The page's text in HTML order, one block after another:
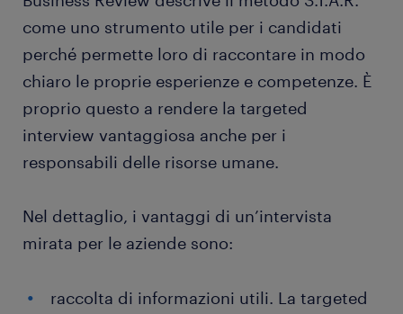
come uno strumento utile per i candidati
perché permette loro di raccontare in modo
chiaro le proprie esperienze e competenze. È
proprio questo a rendere la targeted
interview vantaggiosa anche per i
responsabili delle risorse umane.
Nel dettaglio, i vantaggi di un’intervista
mirata per le aziende sono:
raccolta di informazioni utili. La targeted